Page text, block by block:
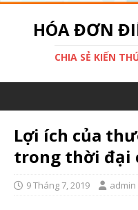
HÓA ĐƠN
CHIA SẺ KIẾN
Lợi ích của
trong thời đại
9 Tháng 7, 2019 admin